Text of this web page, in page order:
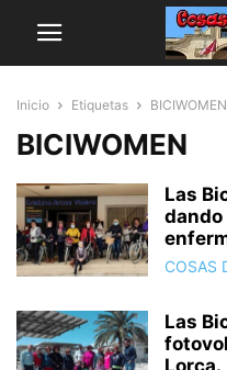
Inicio Etiquetas BICIWOMEN
BICIWOMEN
Las
COSAS
Las
Lorca.